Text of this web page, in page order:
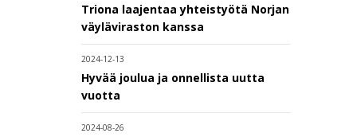
Triona laajentaa yhteistyötä Norjan
väyläviraston kanssa
2024-12-13
Hyvää joulua ja onnellista uutta
vuotta
2024-08-26